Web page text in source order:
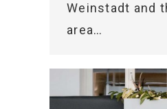
Weinstadt and
area…